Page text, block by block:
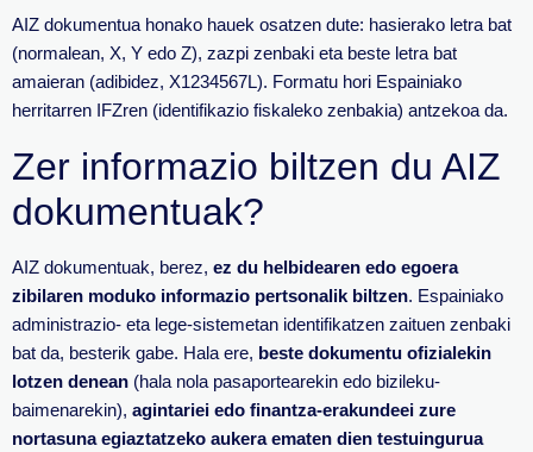
AIZ dokumentua honako hauek osatzen dute: hasierako letra bat
(normalean, X, Y edo Z), zazpi zenbaki eta beste letra bat
amaieran (adibidez, X1234567L). Formatu hori Espainiako
herritarren IFZren (identifikazio fiskaleko zenbakia) antzekoa da.
Zer informazio biltzen du AIZ
dokumentuak?
AIZ dokumentuak, berez, ez du helbidearen edo egoera
zibilaren moduko informazio pertsonalik biltzen. Espainiako
administrazio- eta lege-sistemetan identifikatzen zaituen zenbaki
bat da, besterik gabe. Hala ere, beste dokumentu ofizialekin
lotzen denean (hala nola pasaportearekin edo bizileku-
baimenarekin), agintariei edo finantza-erakundeei zure
nortasuna egiaztatzeko aukera ematen dien testuingurua